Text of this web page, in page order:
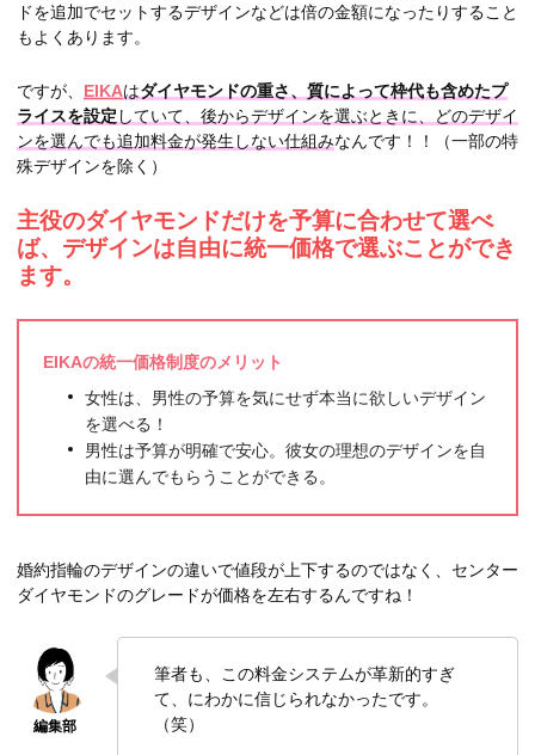
ドを追加でセットするデザインなどは倍の金額になったりすること
もよくあります。
ですが、 EIKAはダイヤモンドの重さ、質によって枠代も含めたプ
ライスを設定 していて、後からデザインを選ぶときに、どのデザイ
ンを選んでも追加料金が発生しない仕組みなんです！！（一部の特
殊デザインを除く）
主役のダイヤモンドだけを予算に合わせて選べ
ば、 デザインは自由に統一価格で選ぶことができ
ます。
EIKAの統一価格制度のメリット
女性は、男性の予算を気にせず本当に欲しいデザイン
を選べる！
男性は予算が明確で安心。彼女の理想のデザインを自
由に選んでもらうことができる。
婚約指輪のデザインの違いで値段が上下するのではなく、センター
ダイヤモンドのグレードが価格を左右するんですね！
筆者も、この料金システムが革新的すぎ
て、にわかに信じられなかったです。
（笑）